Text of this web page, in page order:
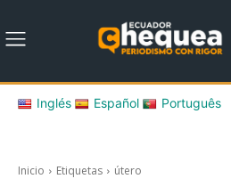
Inglés Español Português
Inicio Etiquetas útero